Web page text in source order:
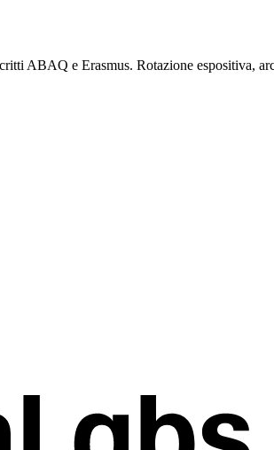
ABAQ e Erasmus. Rotazione espositiva,